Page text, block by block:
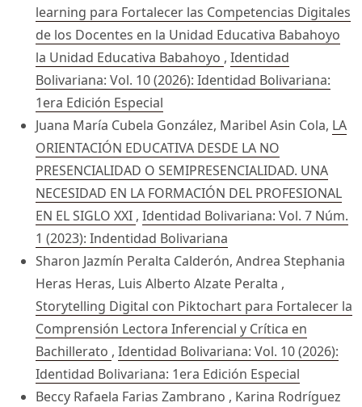
learning para Fortalecer las Competencias Digitales
de los Docentes en la Unidad Educativa Babahoyo
la Unidad Educativa Babahoyo , Identidad
Bolivariana: Vol. 10 (2026): Identidad Bolivariana:
1era Edición Especial
Juana María Cubela González, Maribel Asin Cola, LA
ORIENTACIÓN EDUCATIVA DESDE LA NO
PRESENCIALIDAD O SEMIPRESENCIALIDAD. UNA
NECESIDAD EN LA FORMACIÓN DEL PROFESIONAL
EN EL SIGLO XXI , Identidad Bolivariana: Vol. 7 Núm.
1 (2023): Indentidad Bolivariana
Sharon Jazmín Peralta Calderón, Andrea Stephania
Heras Heras, Luis Alberto Alzate Peralta ,
Storytelling Digital con Piktochart para Fortalecer la
Comprensión Lectora Inferencial y Crítica en
Bachillerato , Identidad Bolivariana: Vol. 10 (2026):
Identidad Bolivariana: 1era Edición Especial
Beccy Rafaela Farias Zambrano , Karina Rodríguez